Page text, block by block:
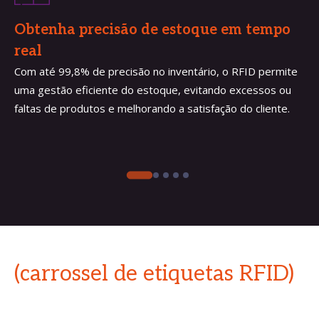
Obtenha precisão de estoque em tempo
real
Com até 99,8% de precisão no inventário, o RFID permite
uma gestão eficiente do estoque, evitando excessos ou
faltas de produtos e melhorando a satisfação do cliente.
(carrossel de etiquetas RFID)